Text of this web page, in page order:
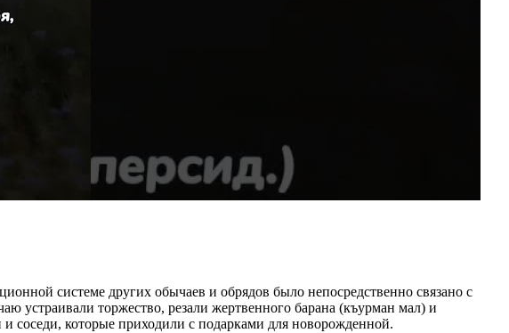
системе других обычаев и обрядов было непосредственно связано с
устраивали торжество, резали жертвенного барана (къурман мал) и
соседи, которые приходили с подарками для новорожденной.